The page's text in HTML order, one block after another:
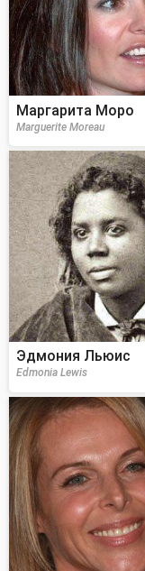
Маргарита Моро
Marguerite Moreau
Эдмония Льюис
Edmonia Lewis